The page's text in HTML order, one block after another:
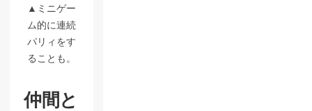
▲ミニゲー
ム的に連続
パリィをす
ることも。
仲間と